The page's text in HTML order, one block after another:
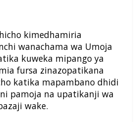
kimedhamiria
wanachama wa Umoja
kuweka mipango ya
fursa zinazopatikana
katika mapambano dhidi
pamoja na upatikanji wa
wake.